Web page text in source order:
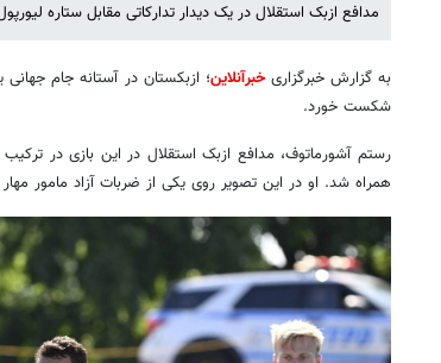
مدافع ازبک استقلال در یک دیدار تدارکاتی مقابل ستاره
به گزارش خبرگزاریخبرآنلاین
شکست خورد.
رستم آشورماتوف، مدافع ازبک استقلال در این بازی در
همراه شد. او در این تصویر روی یکی از ضربات آزاد مامور